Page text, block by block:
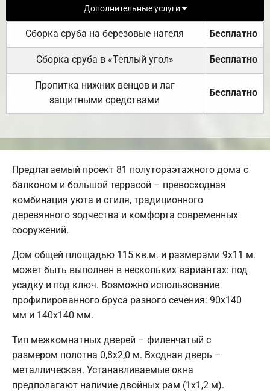
Дополнительные услуги
Сборка сруба на березовые нагеля Бесплатно
Сборка сруба в «Теплый угол» Бесплатно
Пропитка нижних венцов и лаг
защитными средствами
Бесплатно
Предлагаемый проект 81 полутораэтажного дома с
балконом и большой террасой – превосходная
комбинация уюта и стиля, традиционного
деревянного зодчества и комфорта современных
сооружений.
Дом общей площадью 115 кв.м. и размерами 9х11 м.
может быть выполнен в нескольких вариантах: под
усадку и под ключ. Возможно использование
профилированного бруса разного сечения: 90х140
мм и 140х140 мм.
Тип межкомнатных дверей – филенчатый с
размером полотна 0,8х2,0 м. Входная дверь –
металлическая. Устанавливаемые окна
предполагают наличие двойных рам (1х1,2 м).